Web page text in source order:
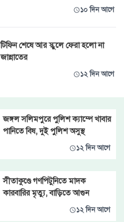
১০ দিন আগে
টিফিন শেষে আর স্কুলে ফেরা হলো না
জান্নাতের
১২ দিন আগে
জঙ্গল সলিমপুরে পুলিশ ক্যাম্পে খাবার
পানিতে বিষ, দুই পুলিশ অসুস্থ
১২ দিন আগে
সীতাকুণ্ডে গণপিটুনিতে মাদক
কারবারির মৃত্যু, বাড়িতে আগুন
১২ দিন আগে